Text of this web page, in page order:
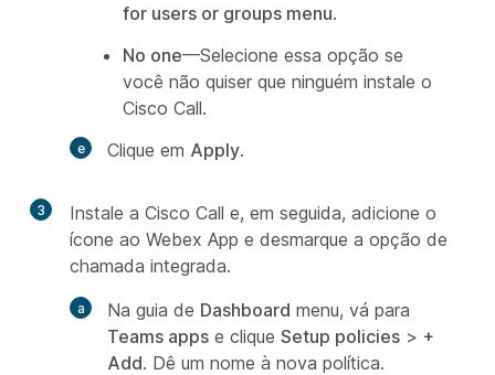
for users or groups menu.
No one—Selecione essa opção se
você não quiser que ninguém instale o
Cisco Call.
Clique em Apply.
3
Instale a Cisco Call e, em seguida, adicione o
ícone ao Webex App e desmarque a opção de
chamada integrada.
Na guia de Dashboard menu, vá para
Teams apps e clique Setup policies > +
Add. Dê um nome à nova política.